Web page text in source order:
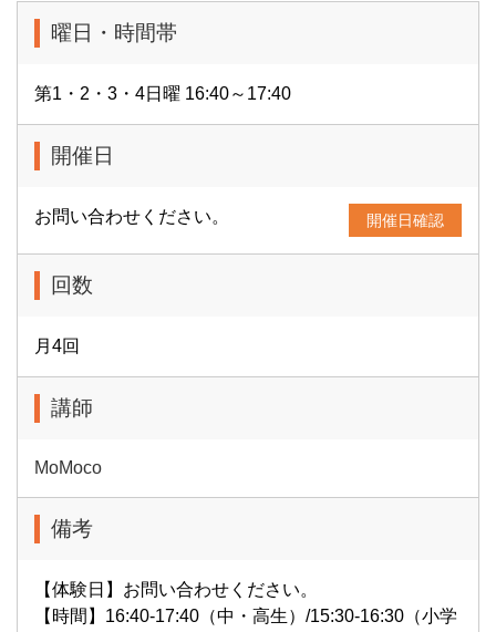
曜日・時間帯
第1・2・3・4日曜 16:40～17:40
開催日
お問い合わせください。 開催日確認
回数
月4回
講師
MoMoco
備考
【体験日】お問い合わせください。
【時間】16:40-17:40（中・高生）/15:30-16:30（小学